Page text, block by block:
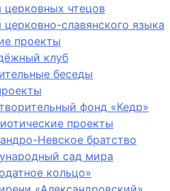
церковных чтецов
церковно-славянского языка
проекты
клуб
беседы
фонд «Кедр»
проекты
Невское братство
сад мира
кольцо»